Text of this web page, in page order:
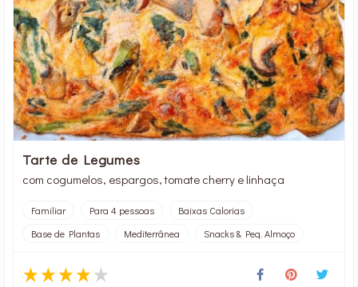
Tarte de Legumes
com cogumelos, espargos, tomate cherry e linhaça
Familiar Para 4 pessoas
Baixas Calorias
Base de Plantas
Mediterrânea Snacks & Peq. Almoço